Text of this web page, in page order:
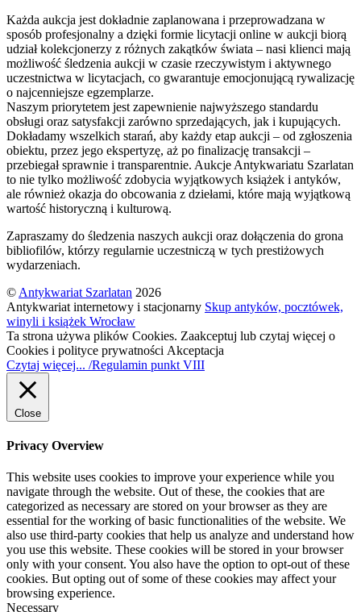
Każda aukcja jest dokładnie zaplanowana i przeprowadzana w
sposób profesjonalny a dzięki formie licytacji online w aukcji biorą
udział kolekcjonerzy z różnych zakątków świata – nasi klienci mają
możliwość śledzenia aukcji w czasie rzeczywistym i aktywnego
uczestnictwa w licytacjach, co gwarantuje emocjonującą rywalizację
o najcenniejsze egzemplarze.
Naszym priorytetem jest zapewnienie najwyższego standardu
obsługi oraz satysfakcji zarówno sprzedających, jak i kupujących.
Dokładamy wszelkich starań, aby każdy etap aukcji – od zgłoszenia
obiektu, przez jego ekspertyzę, aż po finalizację transakcji –
przebiegał sprawnie i transparentnie. Aukcje Antykwariatu Szarlatan
to nie tylko możliwość zdobycia wyjątkowych książek i antyków,
ale również okazja do obcowania z dziełami, które mają wyjątkową
wartość historyczną i kulturową.
Zapraszamy do śledzenia naszych aukcji oraz dołączenia do grona
bibliofilów, którzy regularnie uczestniczą w tych prestiżowych
wydarzeniach.
© Antykwariat Szarlatan 2026
Antykwariat internetowy i stacjonarny Skup antyków, pocztówek,
winyli i książek Wrocław
Ta strona używa plików Cookies. Zaakceptuj lub czytaj więcej o
Cookies i polityce prywatności Akceptacja
Czytaj więcej... /Regulamin punkt VIII
Close
Privacy Overview
This website uses cookies to improve your experience while you
navigate through the website. Out of these, the cookies that are
categorized as necessary are stored on your browser as they are
essential for the working of basic functionalities of the website. We
also use third-party cookies that help us analyze and understand how
you use this website. These cookies will be stored in your browser
only with your consent. You also have the option to opt-out of these
cookies. But opting out of some of these cookies may affect your
browsing experience.
Necessary